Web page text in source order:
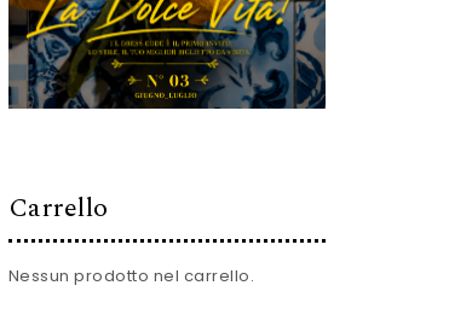
Carrello
Nessun prodotto nel carrello.